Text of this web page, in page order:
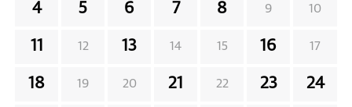
4 5 6 7 8 9 10
11 12 13 14 15 16 17
18 19 20 21 22 23 24